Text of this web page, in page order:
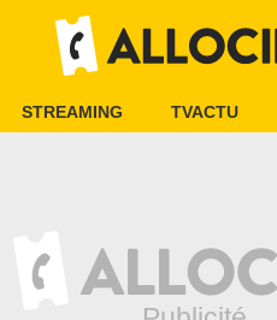
STREAMING TVACTU